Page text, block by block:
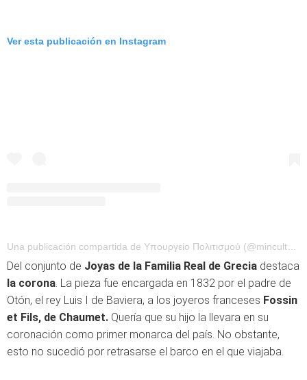
Ver esta publicación en Instagram
Del conjunto de Joyas de la Familia Real de Grecia destaca
la corona. La pieza fue encargada en 1832 por el padre de
Otón, el rey Luis I de Baviera, a los joyeros franceses Fossin
et Fils, de Chaumet. Quería que su hijo la llevara en su
coronación como primer monarca del país. No obstante,
esto no sucedió por retrasarse el barco en el que viajaba.